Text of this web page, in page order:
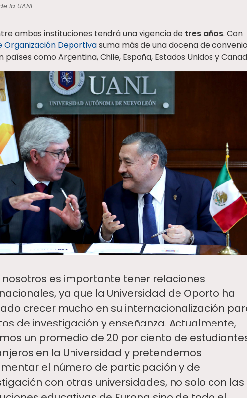
la UANL
ambas instituciones tendrá una vigencia de tres años. Con
Organización Deportivasuma más de una docena de
como Argentina, Chile, España, Estados Unidos y
nosotros es importante tener relaciones
ya que la Universidad de Oporto ha
crecer mucho en su internacionalización
de investigación y enseñanza. Actualmente,
un promedio de 20 por ciento de
en la Universidad y pretendemos
el número de participación y de
con otras universidades, no solo con las